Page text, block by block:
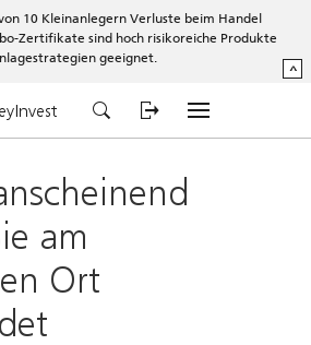
10 Kleinanlegern Verluste beim Handel
Zertifikate sind hoch risikoreiche Produkte
geeignet.
^
am
Ort